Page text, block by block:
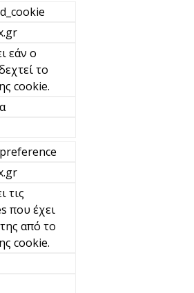
εάν ο
το
cookie.
τις
που έχει
από το
cookie.